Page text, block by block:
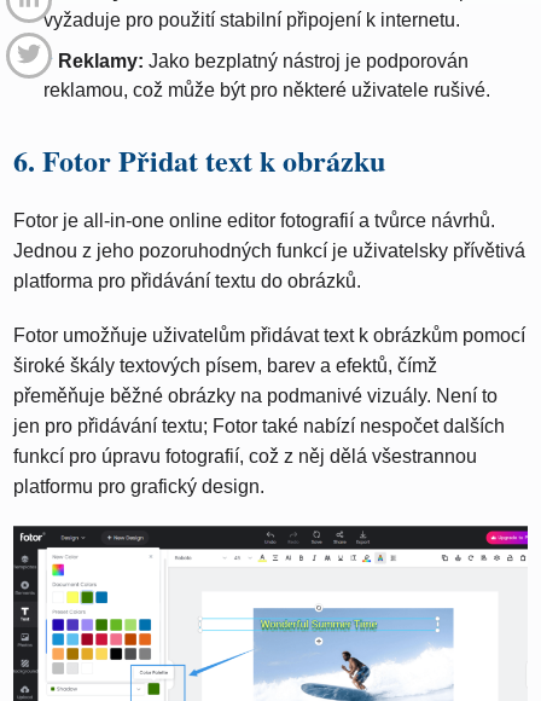
vyžaduje pro použití stabilní připojení k internetu.
Reklamy: Jako bezplatný nástroj je podporován
reklamou, což může být pro některé uživatele rušivé.
6. Fotor Přidat text k obrázku
Fotor je all-in-one online editor fotografií a tvůrce návrhů.
Jednou z jeho pozoruhodných funkcí je uživatelsky přívětivá
platforma pro přidávání textu do obrázků.
Fotor umožňuje uživatelům přidávat text k obrázkům pomocí
široké škály textových písem, barev a efektů, čímž
přeměňuje běžné obrázky na podmanivé vizuály. Není to
jen pro přidávání textu; Fotor také nabízí nespočet dalších
funkcí pro úpravu fotografií, což z něj dělá všestrannou
platformu pro grafický design.